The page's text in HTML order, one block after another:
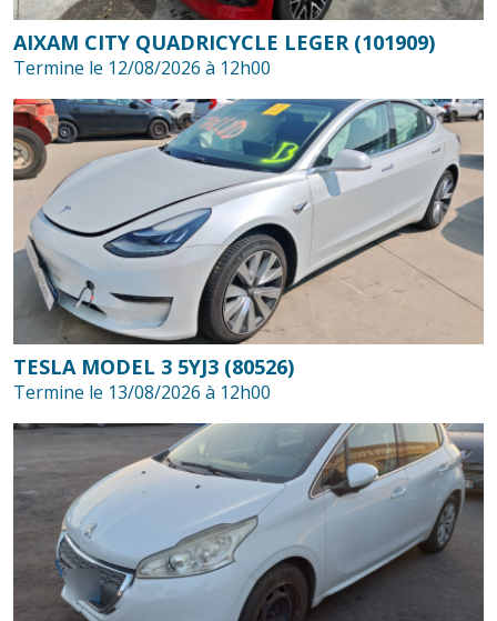
AIXAM CITY QUADRICYCLE LEGER (101909)
Termine le 12/08/2026 à 12h00
TESLA MODEL 3 5YJ3 (80526)
Termine le 13/08/2026 à 12h00